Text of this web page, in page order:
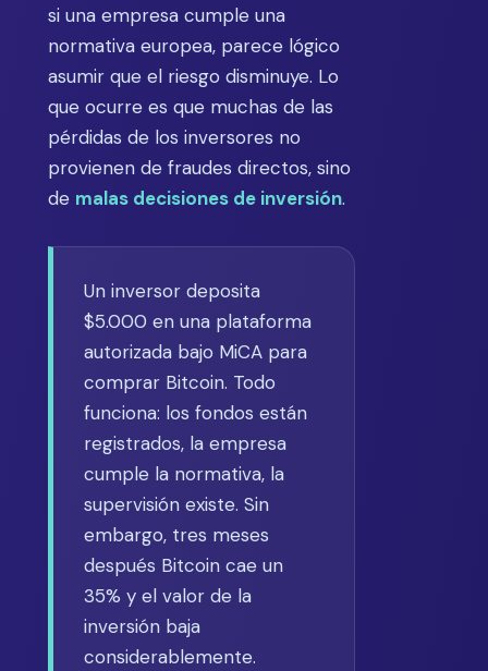
si una empresa cumple una
normativa europea, parece lógico
asumir que el riesgo disminuye. Lo
que ocurre es que muchas de las
pérdidas de los inversores no
provienen de fraudes directos, sino
de malas decisiones de inversión.
Un inversor deposita
$5.000 en una plataforma
autorizada bajo MiCA para
comprar Bitcoin. Todo
funciona: los fondos están
registrados, la empresa
cumple la normativa, la
supervisión existe. Sin
embargo, tres meses
después Bitcoin cae un
35% y el valor de la
inversión baja
considerablemente.